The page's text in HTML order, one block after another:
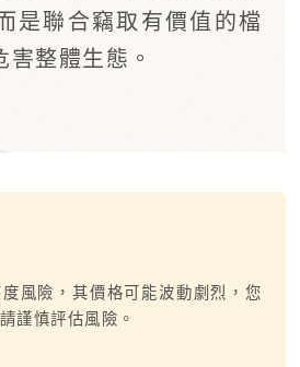
是聯合竊取有價值的檔
整體生態。
風險，其價格可能波動劇烈，您
謹慎評估風險。